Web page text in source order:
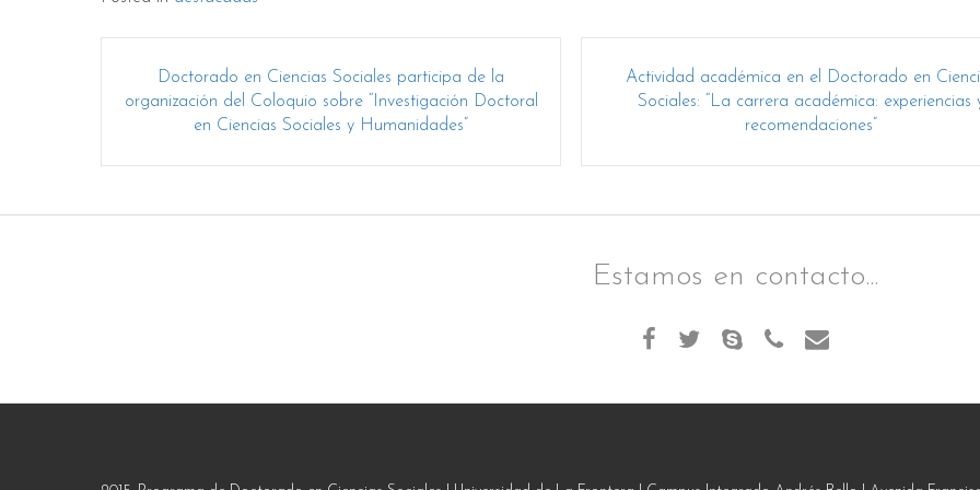
navigation
Doctorado en Ciencias Sociales participa de la
organización del Coloquio sobre “Investigación Doctoral
en Ciencias Sociales y Humanidades”
Actividad académica en el Doctorado en
Sociales: “La carrera académica: experiencias
recomendaciones”
Estamos en contacto...